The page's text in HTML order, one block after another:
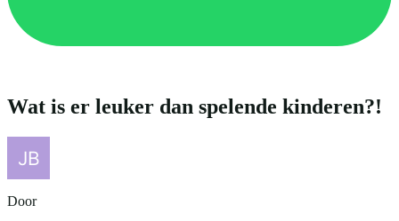
Wat is er leuker dan spelende kinderen?!
Door